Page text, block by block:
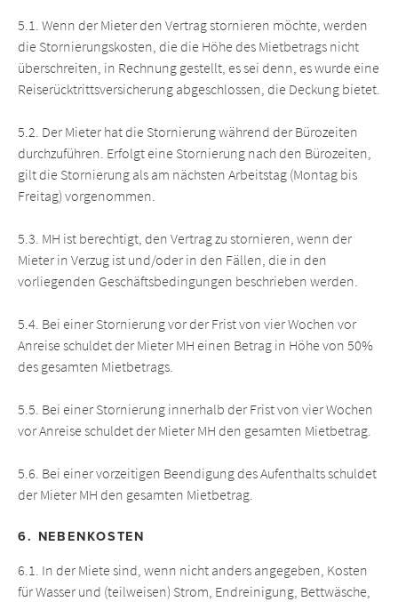
5.1. Wenn der Mieter den Vertrag stornieren möchte, werden
die Stornierungskosten, die die Höhe des Mietbetrags nicht
überschreiten, in Rechnung gestellt, es sei denn, es wurde eine
Reiserücktrittsversicherung abgeschlossen, die Deckung bietet.
5.2. Der Mieter hat die Stornierung während der Bürozeiten
durchzuführen. Erfolgt eine Stornierung nach den Bürozeiten,
gilt die Stornierung als am nächsten Arbeitstag (Montag bis
Freitag) vorgenommen.
5.3. MH ist berechtigt, den Vertrag zu stornieren, wenn der
Mieter in Verzug ist und/oder in den Fällen, die in den
vorliegenden Geschäftsbedingungen beschrieben werden.
5.4. Bei einer Stornierung vor der Frist von vier Wochen vor
Anreise schuldet der Mieter MH einen Betrag in Höhe von 50%
des gesamten Mietbetrags.
5.5. Bei einer Stornierung innerhalb der Frist von vier Wochen
vor Anreise schuldet der Mieter MH den gesamten Mietbetrag.
5.6. Bei einer vorzeitigen Beendigung des Aufenthalts schuldet
der Mieter MH den gesamten Mietbetrag.
6. NEBENKOSTEN
6.1. In der Miete sind, wenn nicht anders angegeben, Kosten
für Wasser und (teilweisen) Strom, Endreinigung, Bettwäsche,